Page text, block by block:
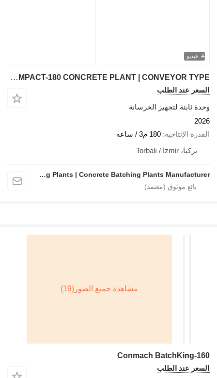
فيديو
FABO COMPACT-180 CONCRETE PLANT | CONVEYOR TYPE
السعر عند الطلب
وحدة ثابتة لتجهيز الخرسانة
2026
القدرة الإنتاجية 180 م3 / ساعة
تركيا، Torbalı / İzmir
FABO Mobile & Stationary Crushing and Screening Plants | Concrete Batching Plants Manufacturer
Conmach BatchKing-160
السعر عند الطلب